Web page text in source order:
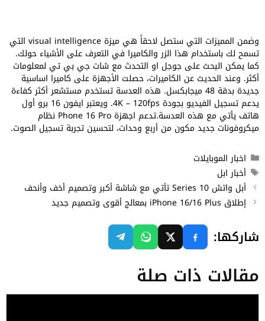
وضمن المميزات التي ستصل لاحقاً هي ميزة visual intelligence التي
تسمح لك باستخدام هذا الزر والكاميرا في التعرف على الأشياء حولك.
كما يمكن البحث على جوجل او التحدث مع شات جي بي تي لمعلومات
أكثر. وعند الحديث عن الكاميرات، حصلت الأجهزة على كاميرا اساسية
جديدة بدقة 48 ميجابكسل. هذه العدسة تستخدم مستشعر أكثر كفاءة
يدعم تسجيل الفيديو بجودة 4K – 120fps. ويعتبر ايفون 16 برو أول
هاتف يأتي مع هذه العدسة.تدعم اجهزة Phone 16 Pro نظام
ميكروفونات جديد مكون من أربع وحدات، لتحسين تجربة تسجيل الصوت.
التصنيفات
اخبار الموبايلات
الوسوم
أخبار ابل
أبل واتش Series 10 تأتي مع شاشة أكبر وتصميم أخف وأنحف
إطلاق iPhone 16/16 Plus بمعالج أقوى وتصميم جديد
شاركها:
مقالات ذات صلة